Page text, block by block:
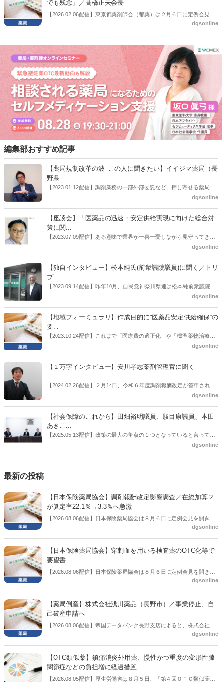
でも残念」／髙橋正夫会長
【2026.02.06配信】東京都薬剤師会（都薬）は２月６日に定例会見を
開き、この中で髙橋正夫会長は、次期調剤報酬改定の個別項目、いわ
した。
dgsonline
編集部おすすめ記事
【薬局規制改革の波_この人に聞きたい】イイジマ薬局（長
野県...
【2023.01.12配信】調剤業務の一部外部委託など、押し寄せる薬局業
界への規制改革の波。この規制改革の波を薬局業界はどう受け止めた
はないだろうか。本紙ではこうした問題について、厚労省「薬局薬剤
師の業務及び薬局の機能に関するワーキンググループ」に参考人とし
ても出席していたイイジマ薬局（長野県上田市）開設者である飯島裕
dgsonline
【座談会】「医薬品の迅速・安定供給実現に向けた総合対
策に関...
【2023.07.09配信】ある意味で業界が一喜一憂しながら見守ってきた
厚労省「医薬品の迅速・安定供給実現に向けた総合対策に関する有識
書がとりまとめられた。ドラビズon-lineでは検討会を総括する目的で
厚労省医政局医薬産業振興・医療情報企画課長（医薬産業振興・医療
情報企画課セルフケア・セルフメディケーション推進室長併任）安藤
公一氏や青山学院大学名誉教授の三村優美子氏、 日本保険薬局協会医
dgsonline
【独自インタビュー】松本純氏(前衆議院議員)に聞く／トリ
プ...
【2023.09.14配信】昨年10月、自民党神奈川県連は松本純前衆議院議
員を「自民党神奈川1区」（横浜市中区・磯子区・金沢区）の支部長
候補の前提となるもの。薬剤師に関わる政策に広く・深く関わってき
た同氏の復活に向けた薬剤師業界の期待には熱いものがある。不透明
感の払拭できない医療・介護・障害者サービスのトリプル改定等へ
の、薬剤師業界の強い危機感の裏返しといってもいいだろう。本稿で
dgsonline
【地域フォーミュラリ】作成目的に“医薬品安定供給確保”の
要...
【2023.10.24配信】これまで「医療費の適正化」や「標準薬物治療の
推進」などが目的とされることが多かった地域フォーミュラリの作
た。医薬品の安定供給確保だ。10月22日に開かれた「日本フォーミュ
飯田市）は、会員薬局から安定供給確保への強い要望があったことを
受け、安定供給確保が見込めるPPI３成分について銘柄を含めて選定
dgsonline
【１万字インタビュー】安川孝志薬剤管理官に聞く
【2024.02.26配信】２月14日、令和６年度調剤報酬改定が答申され
た。本紙では、厚生労働省保険局医療課・薬剤管理官の安川孝志氏
dgsonline
【社会保障のこれから】田畑裕明議員、勝目康議員、本田
あきこ...
【2025.05.13配信】政策の最大の争点の１つとなっていると言っても
よいのが社会保障のこれからのあり方だ。特に与党では、政府関係者
dgsonline
最新の投稿
【日本保険薬局協会】調剤報酬改定影響調査／在総加算２
が算定率22.1％→3.3％へ急激
【2026.08.06配信】日本保険薬局協会は８月６日に定例会見を開き、
「令和８年度調剤報酬改定に係る保険薬局への影響」の調査結果を公
3.3％へ大きく低下した。
dgsonline
【日本保険薬局協会】穿刺血を用いる検査薬のOTC化等で
要望書
【2026.08.06配信】日本保険薬局協会は８月６日に定例会見を開き、
「穿刺血を用いる検査薬のOTC化等に関する要望書」を厚生労働省 医
dgsonline
【薬局倒産】株式会社浅川薬品（長野市）／事業停止、自
己破産申請へ
【2026.08.06配信】帝国データバンク長野支店によると、株式会社浅
川薬品（長野市）は7月31日に事業を停止し、自己破産申請の準備に
dgsonline
【OTC類似薬】鎮痛消炎外用薬、慢性かつ重度の変形性膝
関節症などの負担増に経過措置
【2026.08.05配信】厚生労働省は８月５日、「第４回ＯＴＣ類似薬の